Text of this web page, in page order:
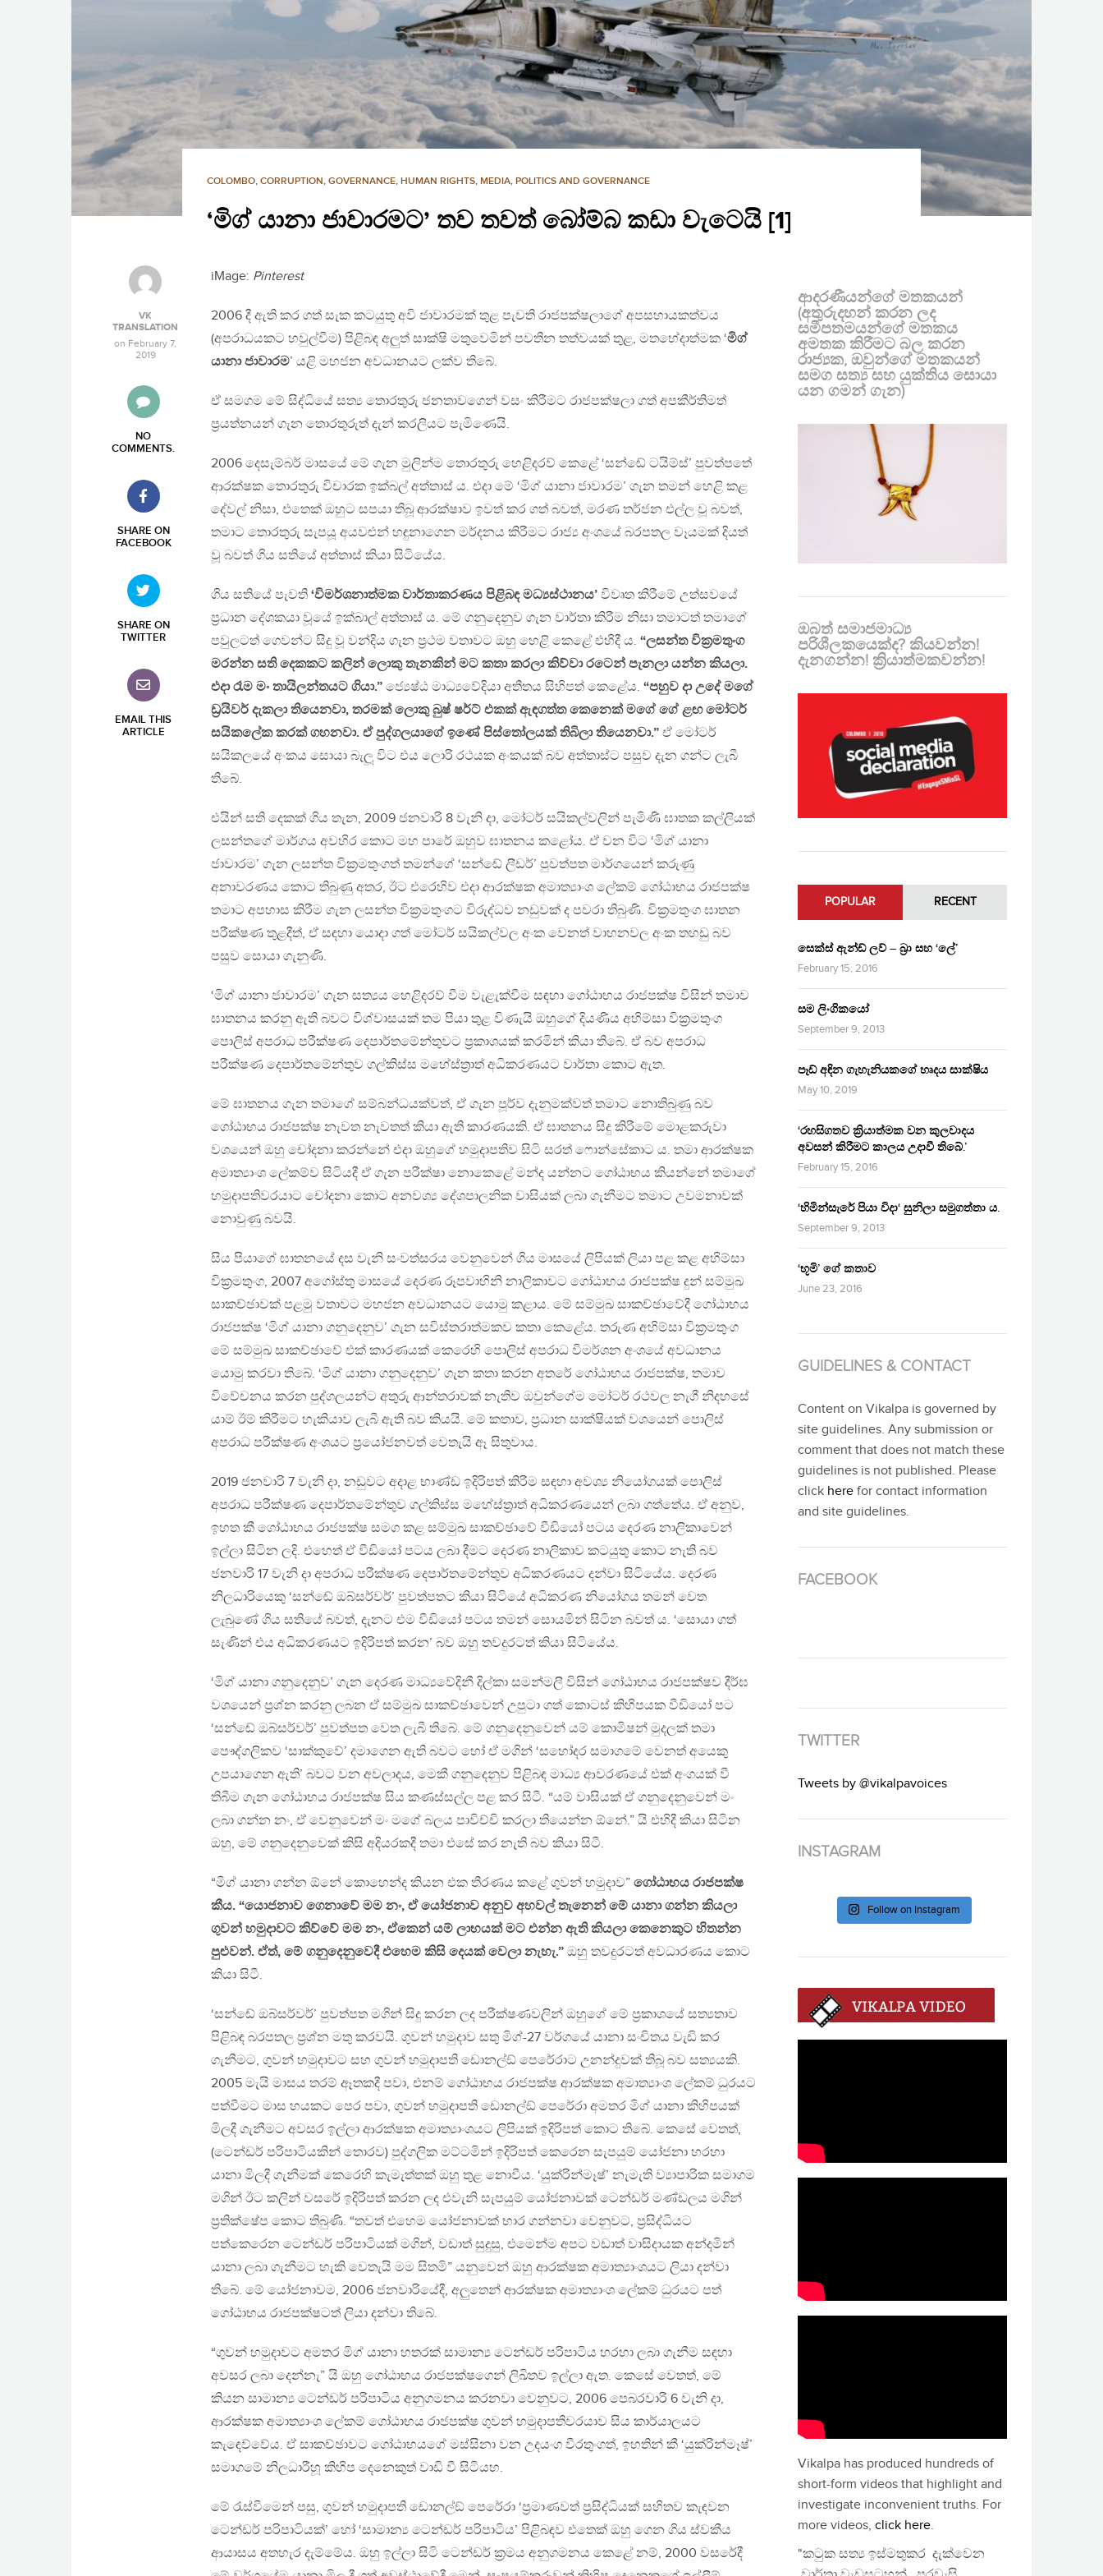
COLOMBO, CORRUPTION, GOVERNANCE, HUMAN RIGHTS, MEDIA, POLITICS AND GOVERNANCE
‘මිග් යානා ජාවාරමට’ තව තවත් බෝම්බ කඩා වැටෙයි [1]
VK
TRANSLATION
on February 7,
2019
NO
COMMENTS.
SHARE ON
FACEBOOK
SHARE ON
TWITTER
EMAIL THIS
ARTICLE
iMage: Pinterest
2006 දී ඇති කර ගත් සැක කටයුතු අවි ජාවාරමක් තුළ පැවති රාජපක්ෂලාගේ අපසහායකත්වය
(අපරාධයකට හවුල්වීම) පිළිබඳ අලුත් සාක්ෂි මතුවෙමින් පවතින තත්වයක් තුළ, මතභේදාත්මක ‘මිග්
යානා ජාවාරම’ යළි මහජන අවධානයට ලක්ව තිබේ.
ඒ සමගම මේ සිද්ධියේ සත්‍ය තොරතුරු ජනතාවගෙන් වසං කිරීමට රාජපක්ෂලා ගත් අපකීර්තිමත්
ප්‍රයත්නයන් ගැන තොරතුරුත් දැන් කරලියට පැමිණෙයි.
2006 දෙසැම්බර් මාසයේ මේ ගැන මුලින්ම තොරතුරු හෙළිදරව් කෙළේ ‘සන්ඬේ ටයිම්ස්’ පුවත්පතේ
ආරක්ෂක තොරතුරු විචාරක ඉක්බල් අත්තාස් ය. එදා මේ ‘මිග් යානා ජාවාරම’ ගැන තමන් හෙළි කළ
දේවල් නිසා, එතෙක් ඔහුට සපයා තිබූ ආරක්ෂාව ඉවත් කර ගත් බවත්, මරණ තර්ජන එල්ල වූ බවත්,
තමාට තොරතුරු සැපයූ අයවළුන් හඳුනාගෙන මර්දනය කිරීමට රාජ්‍ය අංශයේ බරපතල වෑයමක් දියත්
වූ බවත් ගිය සතියේ අත්තාස් කියා සිටියේය.
ගිය සතියේ පැවති ‘විමර්ශනාත්මක වාර්තාකරණය පිළිබඳ මධ්‍යස්ථානය’ විවෘත කිරීමේ උත්සවයේ
ප්‍රධාන දේශකයා වූයේ ඉක්බාල් අත්තාස් ය. මේ ගනුදෙනුව ගැන වාර්තා කිරීම නිසා තමාටත් තමාගේ
පවුලටත් ගෙවන්ට සිදු වූ වන්දිය ගැන ප්‍රථම වතාවට ඔහු හෙළි කෙළේ එහිදී ය. “ලසන්ත වික්‍රමතුංග
මරන්න සති දෙකකට කලින් ලොකු තැනකින් මට කතා කරලා කිව්වා රටෙන් පැනලා යන්න කියලා.
එදා රෑම මං තායිලන්තයට ගියා.” ජ්‍යෙෂ්ඨ මාධ්‍යවේදියා අතීතය සිහිපත් කෙළේය. “පහුව දා උදේ මගේ
ඩ්‍රයිවර් දැකලා තියෙනවා, තරමක් ලොකු බුෂ් ෂර්ට් එකක් ඇඳගත්ත කෙනෙක් මගේ ගේ ළඟ මෝටර්
සයිකලේක කරක් ගහනවා. ඒ පුද්ගලයාගේ ඉණේ පිස්තෝලයක් තිබිලා තියෙනවා.” ඒ මෝටර්
සයිකලයේ අංකය සොයා බැලූ විට එය ලොරි රථයක අංකයක් බව අත්තාස්ට පසුව දැන ගන්ට ලැබී
තිබේ.
එයින් සති දෙකක් ගිය තැන, 2009 ජනවාරි 8 වැනි දා, මෝටර් සයිකල්වලින් පැමිණි ඝාතක කල්ලියක්
ලසන්තගේ මාර්ගය අවහිර කොට මහ පාරේ ඔහුව ඝාතනය කළෝය. ඒ වන විට ‘මිග් යානා
ජාවාරම’ ගැන ලසන්ත වික්‍රමතුංගත් තමන්ගේ ‘සන්ඬේ ලීඩර්’ පුවත්පත මාර්ගයෙන් කරුණු
අනාවරණය කොට තිබුණු අතර, ඊට එරෙහිව එදා ආරක්ෂක අමාත්‍යාංශ ලේකම් ගෝඨාභය රාජපක්ෂ
තමාට අපහාස කිරීම ගැන ලසන්ත වික්‍රමතුංගට විරුද්ධව නඩුවක් ද පවරා තිබුණි. වික්‍රමතුංග ඝාතන
පරීක්ෂණ තුළදීත්, ඒ සඳහා යොදා ගත් මෝටර් සයිකල්වල අංක වෙනත් වාහනවල අංක තහඩු බව
පසුව සොයා ගැනුණි.
‘මිග් යානා ජාවාරම’ ගැන සත්‍යය හෙළිදරව් වීම වැළැක්වීම සඳහා ගෝඨාභය රාජපක්ෂ විසින් තමාව
ඝාතනය කරනු ඇති බවට විශ්වාසයක් තම පියා තුළ විණැයි ඔහුගේ දියණිය අහිම්සා වික්‍රමතුංග
පොලිස් අපරාධ පරීක්ෂණ දෙපාර්තමේන්තුවට ප්‍රකාශයක් කරමින් කියා තිබේ. ඒ බව අපරාධ
පරීක්ෂණ දෙපාර්තමේන්තුව ගල්කිස්ස මහේස්ත්‍රාත් අධිකරණයට වාර්තා කොට ඇත.
මේ ඝාතනය ගැන තමාගේ සම්බන්ධයක්වත්, ඒ ගැන පූර්ව දැනුමක්වත් තමාට නොතිබුණු බව
ගෝඨාභය රාජපක්ෂ නැවත නැවතත් කියා ඇති කාරණයකි. ඒ ඝාතනය සිදු කිරීමේ මොළකරුවා
වශයෙන් ඔහු චෝදනා කරන්නේ එදා ඔහුගේ හමුදාපතිව සිටි සරත් ෆොන්සේකාට ය. තමා ආරක්ෂක
අමාත්‍යාංශ ලේකම්ව සිටියදී ඒ ගැන පරීක්ෂා නොකෙළේ මන්ද යන්නට ගෝඨාභය කියන්නේ තමාගේ
හමුදාපතිවරයාට චෝදනා කොට අනවශ්‍ය දේශපාලනික වාසියක් ලබා ගැනීමට තමාට උවමනාවක්
නොවුණු බවයි.
සිය පියාගේ ඝාතනයේ දස වැනි සංවත්සරය වෙනුවෙන් ගිය මාසයේ ලිපියක් ලියා පළ කළ අහිම්සා
වික්‍රමතුංග, 2007 අගෝස්තු මාසයේ දෙරණ රූපවාහිනි නාලිකාවට ගෝඨාභය රාජපක්ෂ දුන් සම්මුඛ
සාකච්ඡාවක් පළමු වතාවට මහජන අවධානයට යොමු කළාය. මේ සම්මුඛ සාකච්ඡාවේදී ගෝඨාභය
රාජපක්ෂ ‘මිග් යානා ගනුදෙනුව’ ගැන සවිස්තරාත්මකව කතා කෙළේය. තරුණ අහිම්සා වික්‍රමතුංග
මේ සම්මුඛ සාකච්ඡාවේ එක් කාරණයක් කෙරෙහි පොලිස් අපරාධ විමර්ශන අංශයේ අවධානය
යොමු කරවා තිබේ. ‘මිග් යානා ගනුදෙනුව’ ගැන කතා කරන අතරේ ගෝඨාභය රාජපක්ෂ, තමාව
විවේචනය කරන පුද්ගලයන්ට අතුරු ආන්තරාවක් නැතිව ඔවුන්ගේම මෝටර් රථවල නැගී නිදහසේ
යාම් ඊම් කිරීමට හැකියාව ලැබී ඇති බව කියයි. මේ කතාව, ප්‍රධාන සාක්ෂියක් වශයෙන් පොලිස්
අපරාධ පරීක්ෂණ අංශයට ප්‍රයෝජනවත් වෙතැයි ඈ සිතුවාය.
2019 ජනවාරි 7 වැනි දා, නඩුවට අදාළ භාණ්ඩ ඉදිරිපත් කිරීම සඳහා අවශ්‍ය නියෝගයක් පොලිස්
අපරාධ පරීක්ෂණ දෙපාර්තමේන්තුව ගල්කිස්ස මහේස්ත්‍රාත් අධිකරණයෙන් ලබා ගත්තේය. ඒ අනුව,
ඉහත කී ගෝඨාභය රාජපක්ෂ සමග කළ සම්මුඛ සාකච්ඡාවේ වීඩියෝ පටය දෙරණ නාලිකාවෙන්
ඉල්ලා සිටින ලදි. එහෙත් ඒ වීඩියෝ පටය ලබා දීමට දෙරණ නාලිකාව කටයුතු කොට නැති බව
ජනවාරි 17 වැනි දා අපරාධ පරීක්ෂණ දෙපාර්තමේන්තුව අධිකරණයට දන්වා සිටියේය. දෙරණ
නිලධාරියෙකු ‘සන්ඬේ ඔබ්සර්වර්’ පුවත්පතට කියා සිටියේ අධිකරණ නියෝගය තමන් වෙත
ලැබුණේ ගිය සතියේ බවත්, දැනට එම වීඩියෝ පටය තමන් සොයමින් සිටින බවත් ය. ‘සොයා ගත්
සැණින් එය අධිකරණයට ඉදිරිපත් කරන’ බව ඔහු තවදුරටත් කියා සිටියේය.
‘මිග් යානා ගනුදෙනුව’ ගැන දෙරණ මාධ්‍යවේදිනී දිල්කා සමන්මලී විසින් ගෝඨාභය රාජපක්ෂව දීර්ඝ
වශයෙන් ප්‍රශ්න කරනු ලබන ඒ සම්මුඛ සාකච්ඡාවෙන් උපුටා ගත් කොටස් කිහිපයක වීඩියෝ පට
‘සන්ඬේ ඔබ්සර්වර්’ පුවත්පත වෙත ලැබී තිබේ. මේ ගනුදෙනුවෙන් යම් කොමිෂන් මුදලක් තමා
පෞද්ගලිකව ‘සාක්කුවේ’ දමාගෙන ඇති බවට හෝ ඒ මගින් ‘සහෝදර සමාගමේ වෙනත් අයෙකු
උපයාගෙන ඇති’ බවට වන අවලාදය, මෙකී ගනුදෙනුව පිළිබඳ මාධ්‍ය ආවරණයේ එක් අංගයක් වී
තිබීම ගැන ගෝඨාභය රාජපක්ෂ සිය කණස්සල්ල පළ කර සිටී. “යම් වාසියක් ඒ ගනුදෙනුවෙන් මං
ලබා ගන්න නං, ඒ වෙනුවෙන් මං මගේ බලය පාවිච්චි කරලා තියෙන්න ඕනේ.” යි එහිදී කියා සිටින
ඔහු, මේ ගනුදෙනුවෙක් කිසි අදියරකදී තමා එසේ කර නැති බව කියා සිටී.
“මිග් යානා ගන්න ඕනේ කොහෙන්ද කියන එක තීරණය කළේ ගුවන් හමුදාව” ගෝඨාභය රාජපක්ෂ
කීය. “යොජනාව ගෙනාවේ මම නං, ඒ යෝජනාව අනුව අහවල් තැනෙන් මේ යානා ගන්න කියලා
ගුවන් හමුදාවට කිව්වේ මම නං, ඒකෙන් යම් ලාභයක් මට එන්න ඇති කියලා කෙනෙකුට හිතන්න
පුළුවන්. ඒත්, මේ ගනුදෙනුවෙදී එහෙම කිසි දෙයක් වෙලා නැහැ.” ඔහු තවදුරටත් අවධාරණය කොට
කියා සිටී.
‘සන්ඬේ ඔබ්සර්වර්’ පුවත්පත මගින් සිදු කරන ලද පරීක්ෂණවලින් ඔහුගේ මේ ප්‍රකාශයේ සත්‍යතාව
පිළිබඳ බරපතල ප්‍රශ්න මතු කරවයි. ගුවන් හමුදාව සතු මිග්-27 වර්ගයේ යානා සංචිතය වැඩි කර
ගැනීමට, ගුවන් හමුදාවට සහ ගුවන් හමුදාපති ඩොනල්ඞ් පෙරේරාට උනන්දුවක් තිබූ බව සත්‍යයකි.
2005 මැයි මාසය තරම් ඈතකදී පවා, එනම් ගෝඨාභය රාජපක්ෂ ආරක්ෂක අමාත්‍යාංශ ලේකම් ධුරයට
පත්වීමට මාස හයකට පෙර පවා, ගුවන් හමුදාපති ඩොනල්ඞ් පෙරේරා අමතර මිග් යානා කිහිපයක්
මිලදී ගැනීමට අවසර ඉල්ලා ආරක්ෂක අමාත්‍යාංශයට ලිපියක් ඉදිරිපත් කොට තිබේ. කෙසේ වෙතත්,
(ටෙන්ඩර් පරිපාටියකින් තොරව) පුද්ගලික මට්ටමින් ඉදිරිපත් කෙරෙන සැපයුම් යෝජනා හරහා
යානා මිලදී ගැනීමක් කෙරෙහි කැමැත්තක් ඔහු තුළ නොවීය. ‘යුක්රින්මෑෂ්’ නැමැති ව්‍යාපාරික සමාගම
මගින් ඊට කලින් වසරේ ඉදිරිපත් කරන ලද එවැනි සැපයුම් යෝජනාවක් ටෙන්ඩර් මණ්ඩලය මගින්
ප්‍රතික්ෂේප කොට තිබුණි. “තවත් එහෙම යෝජනාවක් භාර ගන්නවා වෙනුවට, ප්‍රසිද්ධියට
පත්කෙරෙන ටෙන්ඩර් පරිපාටියක් මගින්, වඩාත් සුදුසු, එමෙන්ම අපට වඩාත් වාසිදායක අන්දමින්
යානා ලබා ගැනීමට හැකි වෙතැයි මම සිතමි” යනුවෙන් ඔහු ආරක්ෂක අමාත්‍යාංශයට ලියා දන්වා
තිබේ. මේ යෝජනාවම, 2006 ජනවාරියේදී, අලුතෙන් ආරක්ෂක අමාත්‍යාංශ ලේකම් ධුරයට පත්
ගෝඨාභය රාජපක්ෂටත් ලියා දන්වා තිබේ.
“ගුවන් හමුදාවට අමතර මිග් යානා හතරක් සාමාන්‍ය ටෙන්ඩර් පරිපාටිය හරහා ලබා ගැනීම සඳහා
අවසර ලබා දෙන්නැ” යි ඔහු ගෝඨාභය රාජපක්ෂගෙන් ලිඛිතව ඉල්ලා ඇත. කෙසේ වෙතත්, මේ
කියන සාමාන්‍ය ටෙන්ඩර් පරිපාටිය අනුගමනය කරනවා වෙනුවට, 2006 පෙබරවාරි 6 වැනි දා,
ආරක්ෂක අමාත්‍යාංශ ලේකම් ගෝඨාභය රාජපක්ෂ ගුවන් හමුදාපතිවරයාව සිය කාර්යාලයට
කැඳෙව්වේය. ඒ සාකච්ඡාවට ගෝඨාභයගේ මස්සිනා වන උදයංග වීරතුංගත්, ඉහතින් කී ‘යුක්රින්මෑෂ්’
සමාගමේ නිලධාරීහූ කිහිප දෙනෙකුත් වාඩි වී සිටියහ.
මේ රැස්වීමෙන් පසු, ගුවන් හමුදාපති ඩොනල්ඞ් පෙරේරා ‘ප්‍රමාණවත් ප්‍රසිද්ධියක් සහිතව කැඳවන
ටෙන්ඩර් පරිපාටියක්’ හෝ ‘සාමාන්‍ය ටෙන්ඩර් පරිපාටිය’ පිළිබඳව එතෙක් ඔහු ගෙන ගිය ස්වකීය
ආයාසය අතහැර දැම්මේය. ඔහු ඉල්ලා සිටි ටෙන්ඩර් ක්‍රමය අනුගමනය කෙළේ නම්, 2000 වසරේදී
ආදරණීයන්ගේ මතකයන්
(අතුරුදහන් කරන ලද
සමීපතමයන්ගේ මතකය
අමතක කිරීමට බල කරන
රාජ්‍යක, ඔවුන්ගේ මතකයන්
සමග සත්‍ය සහ යුක්තිය සොයා
යන ගමන් ගැන)
ඔබත් සමාජමාධ්‍ය
පරිශීලකයෙක්ද? කියවන්න!
දැනගන්න! ක්‍රියාත්මකවන්න!
POPULAR RECENT
සෙක්ස් ඇන්ඩ් ලව් – බ්‍රා සහ ‘ලේ’
February 15, 2016
සම ලිංගිකයෝ
September 9, 2013
පෑඩ් අඳින ගැහැනියකගේ හෘදය සාක්ෂිය
May 10, 2019
‘රහසිගතව ක්‍රියාත්මක වන කුලවාදය
අවසන් කිරීමට කාලය උදාවී තිබේ.’
February 15, 2016
‘හිමින්සැරේ පියා විදා‘ සුනිලා සමුගත්තා ය.
September 9, 2013
‘භූමි’ ගේ කතාව
June 23, 2016
GUIDELINES & CONTACT
Content on Vikalpa is governed by
site guidelines. Any submission or
comment that does not match these
guidelines is not published. Please
click here for contact information
and site guidelines.
FACEBOOK
TWITTER
Tweets by @vikalpavoices
INSTAGRAM
Follow on Instagram
Vikalpa has produced hundreds of
short-form videos that highlight and
investigate inconvenient truths. For
more videos, click here.
"කටුක සත්‍ය ඉස්මතුකර දැක්වෙන